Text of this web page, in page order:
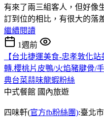
有來了兩三組客人，但好像
訂到位的相比，有很大的落
繼續閱讀
1週前
【台北捷運美食-忠孝敦化
轉.櫻桃片皮鴨/火焰豬腱骨/
典台菜蒜味龍蝦粉絲
中式餐館 國內旅遊
四味軒(官方fb粉絲團):臺北